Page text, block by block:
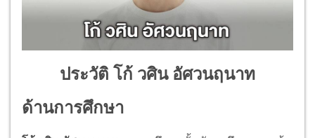
ประวัติ โก้ วศิน อัศวนฤนาท
ด้านการศึกษา